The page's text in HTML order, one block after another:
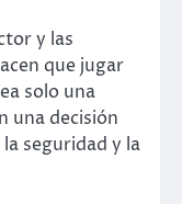
y las
que jugar
solo una
una decisión
seguridad y la